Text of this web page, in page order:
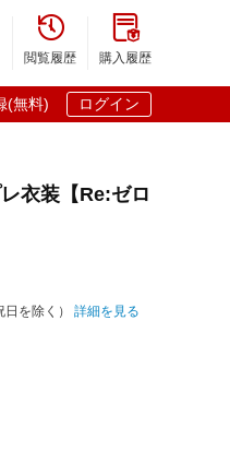

閲覧履歴

購入履歴
(無料) ログイン
衣装【Re:ゼロ
を除く） 詳細を見る